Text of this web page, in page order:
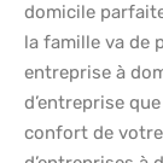
domicile
la famille va de
entreprise à
d’entreprise
confort de